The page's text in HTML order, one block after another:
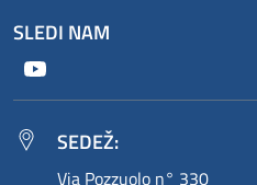
SLEDI NAM
SEDEŽ:
Via Pozzuolo n° 330